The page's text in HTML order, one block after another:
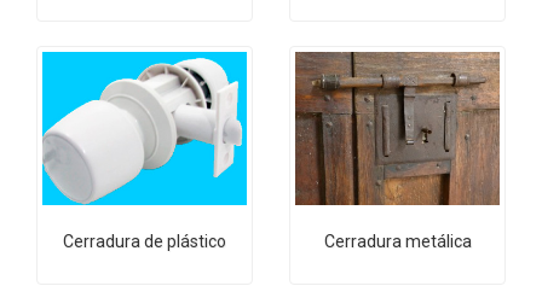
Cerradura de plástico Cerradura metálica